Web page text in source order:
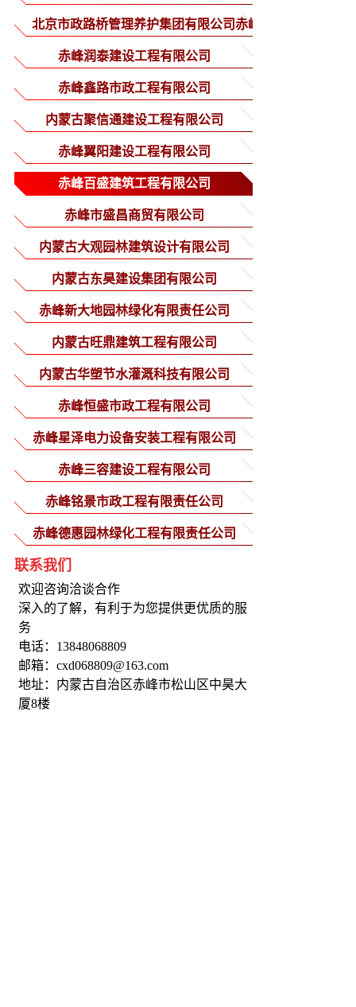
北京市政路桥管理养护集团有限公司赤峰
分公司
赤峰润泰建设工程有限公司
赤峰鑫路市政工程有限公司
内蒙古聚信通建设工程有限公司
赤峰翼阳建设工程有限公司
赤峰百盛建筑工程有限公司
赤峰市盛昌商贸有限公司
内蒙古大观园林建筑设计有限公司
内蒙古东昊建设集团有限公司
赤峰新大地园林绿化有限责任公司
内蒙古旺鼎建筑工程有限公司
内蒙古华塑节水灌溉科技有限公司
赤峰恒盛市政工程有限公司
赤峰星泽电力设备安装工程有限公司
赤峰三容建设工程有限公司
赤峰铭景市政工程有限责任公司
赤峰德惠园林绿化工程有限责任公司
联系我们
欢迎咨询洽谈合作
深入的了解，有利于为您提供更优质的服
务
电话：13848068809
邮箱：cxd068809@163.com
地址：内蒙古自治区赤峰市松山区中昊大
厦8楼